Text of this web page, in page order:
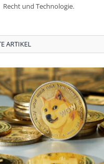
Recht und Technologie.
ARTIKEL